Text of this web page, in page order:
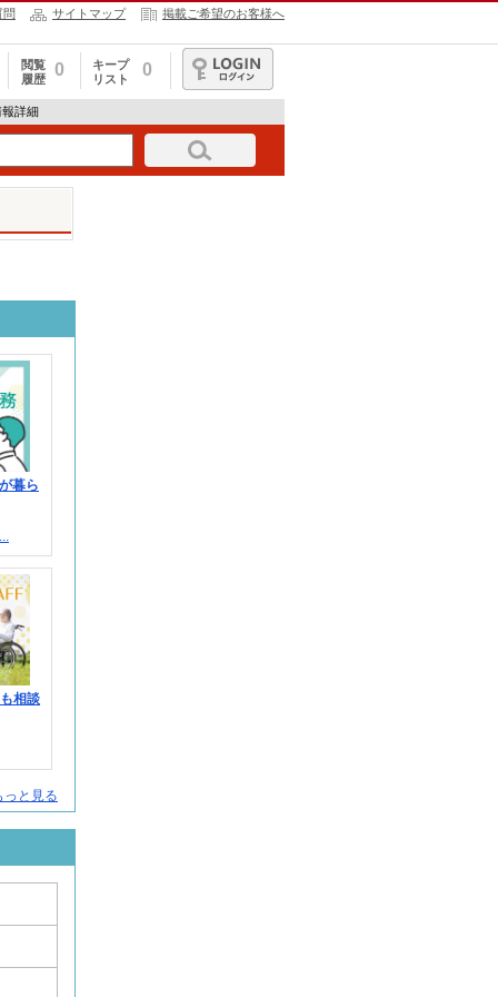
問 サイトマップ 掲載ご希望のお客様へ
閲覧
履歴
0
キープ
リスト
0
ログイン
詳細
暮ら
相談
と見る